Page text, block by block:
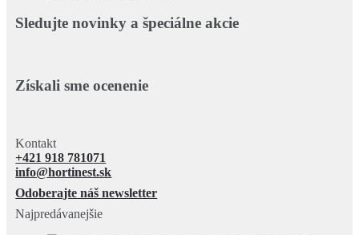
Sledujte novinky a špeciálne akcie
Získali sme ocenenie
Kontakt
+421 918 781071
info@hortinest.sk
Odoberajte náš newsletter
Najpredávanejšie